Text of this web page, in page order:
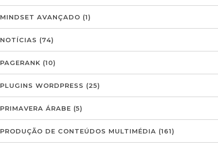
MINDSET AVANÇADO (1)
NOTÍCIAS (74)
PAGERANK (10)
PLUGINS WORDPRESS (25)
PRIMAVERA ÁRABE (5)
PRODUÇÃO DE CONTEÚDOS MULTIMÉDIA (161)